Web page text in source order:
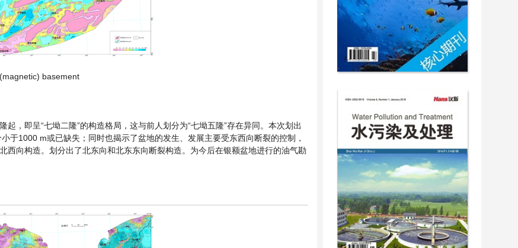
basement
，即呈“七坳二隆”的构造格局，这与前人划分为“七坳五隆”存在异同。本次划出
于1000 m或已缺失；同时也揭示了盆地的发生、发展主要受东西向断裂的控制，
西向构造。划分出了北东向和北东东向断裂构造。为今后在银额盆地进行的油气勘